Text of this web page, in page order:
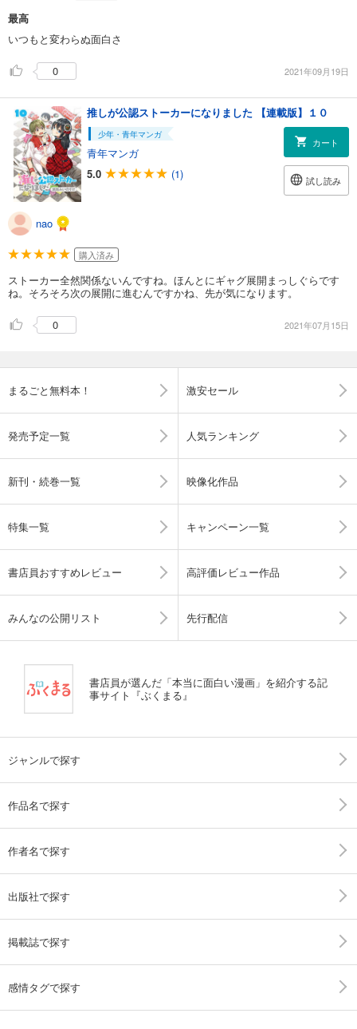
最高
いつもと変わらぬ面白さ
0 2021年09月19日
推しが公認ストーカーになりました 【連載版】１０
少年・青年マンガ
青年マンガ
5.0
(1)
カート
試し読み
nao
購入済み
ストーカー全然関係ないんですね。ほんとにギャグ展開まっしぐらです
ね。そろそろ次の展開に進むんですかね、先が気になります。
0 2021年07月15日
まるごと無料本！ 激安セール
発売予定一覧 人気ランキング
新刊・続巻一覧 映像化作品
特集一覧 キャンペーン一覧
書店員おすすめレビュー 高評価レビュー作品
みんなの公開リスト 先行配信
書店員が選んだ「本当に面白い漫画」を紹介する記
事サイト『ぶくまる』
ジャンルで探す
作品名で探す
作者名で探す
出版社で探す
掲載誌で探す
感情タグで探す